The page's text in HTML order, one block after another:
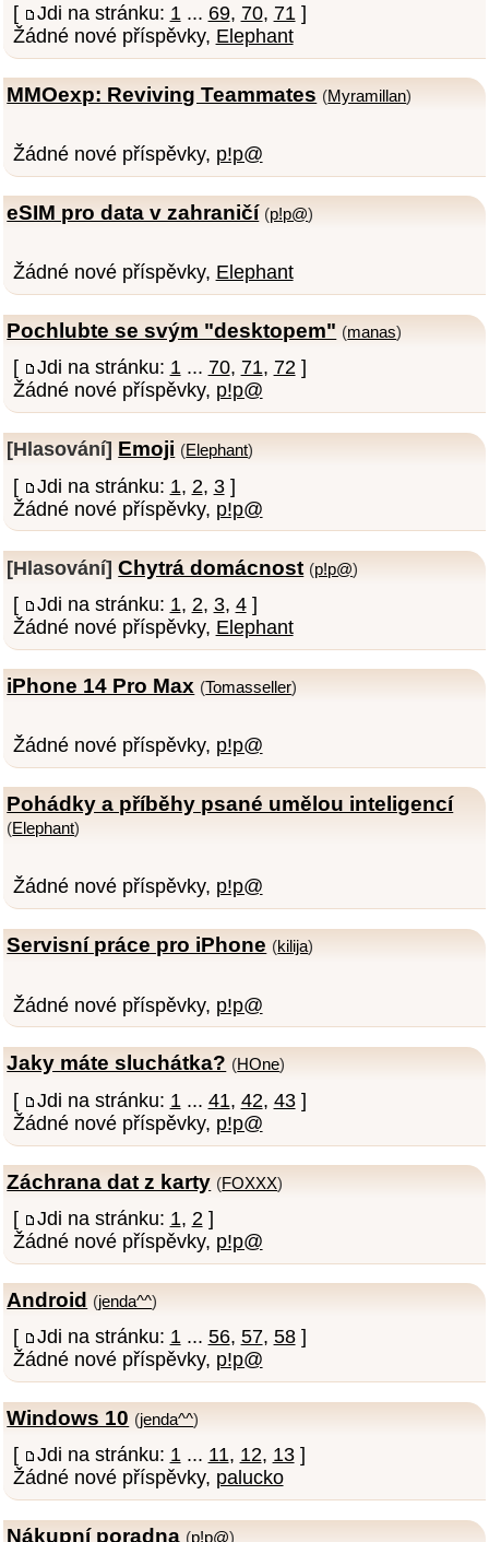
[ Jdi na stránku: 1 ... 69, 70, 71 ]
Žádné nové příspěvky, Elephant
MMOexp: Reviving Teammates (Myramillan)
Žádné nové příspěvky, p!p@
eSIM pro data v zahraničí (p!p@)
Žádné nové příspěvky, Elephant
Pochlubte se svým "desktopem" (manas)
[ Jdi na stránku: 1... 70, 71, 72]
Žádné nové příspěvky, p!p@
[Hlasování] Emoji (Elephant)
[ Jdi na stránku: 1, 2, 3]
Žádné nové příspěvky, p!p@
[Hlasování] Chytrá domácnost (p!p@)
[ Jdi na stránku: 1, 2, 3, 4]
Žádné nové příspěvky, Elephant
iPhone 14 Pro Max (Tomasseller)
Žádné nové příspěvky, p!p@
Pohádky a příběhy psané umělou inteligencí
(Elephant)
Žádné nové příspěvky, p!p@
Servisní práce pro iPhone (kilija)
Žádné nové příspěvky, p!p@
Jaky máte sluchátka? (HOne)
[ Jdi na stránku: 1 ... 41, 42, 43]
Žádné nové příspěvky, p!p@
Záchrana dat z karty (FOXXX)
[ Jdi na stránku: 1, 2 ]
Žádné nové příspěvky, p!p@
Android (jenda^^)
[ Jdi na stránku: 1... 56, 57, 58]
Žádné nové příspěvky, p!p@
Windows 10 (jenda^^)
[ Jdi na stránku: 1... 11, 12, 13]
Žádné nové příspěvky, palucko
Nákupní poradna (p!p@)